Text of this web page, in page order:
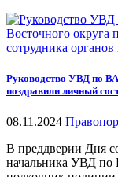
Руководство УВД по
поздравили личный
08.11.2024
В преддверии Дня
начальника УВД